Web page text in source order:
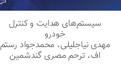
سیستم‌های هدایت و کنترل
خودرو
مهدی نیاجلیلی، محمدجواد رستم
اف، ترحم مصری گندشمین